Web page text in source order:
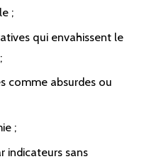
;
qui envahissent le
comme absurdes ou
;
indicateurs sans